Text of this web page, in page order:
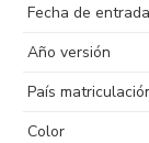
Fecha de entrada
Año versión
País
Color